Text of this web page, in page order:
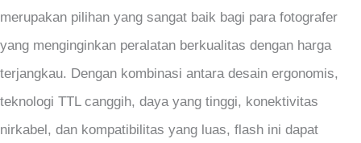
merupakan pilihan yang sangat baik bagi para fotografer
yang menginginkan peralatan berkualitas dengan harga
terjangkau. Dengan kombinasi antara desain ergonomis,
teknologi TTL canggih, daya yang tinggi, konektivitas
nirkabel, dan kompatibilitas yang luas, flash ini dapat